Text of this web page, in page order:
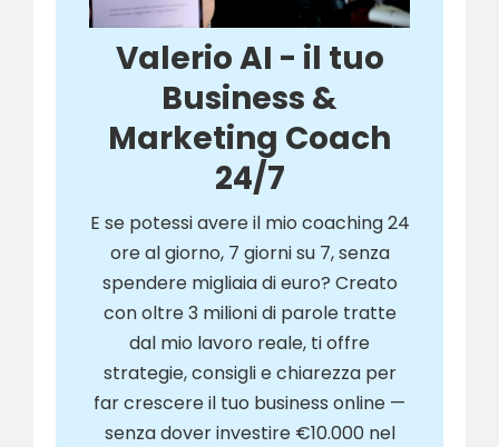
Valerio AI - il tuo
Business &
Marketing Coach
24/7
E se potessi avere il mio coaching 24
ore al giorno, 7 giorni su 7, senza
spendere migliaia di euro? Creato
con oltre 3 milioni di parole tratte
dal mio lavoro reale, ti offre
strategie, consigli e chiarezza per
far crescere il tuo business online —
senza dover investire €10.000 nel